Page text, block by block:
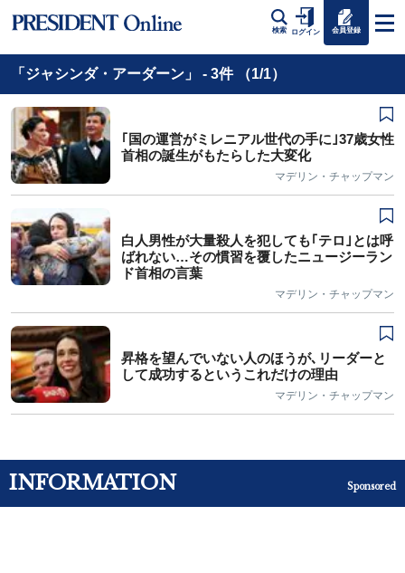
検索 ログイン 会員登録
「ジャシンダ・アーダーン」 - 3件 （1/1）
｢国の運営がミレニアル世代の手に｣37歳女性
首相の誕生がもたらした大変化
マデリン・チャップマン
白人男性が大量殺人を犯しても｢テロ｣とは呼
ばれない…その慣習を覆したニュージーラン
ド首相の言葉
マデリン・チャップマン
昇格を望んでいない人のほうが､リーダーと
して成功するというこれだけの理由
マデリン・チャップマン
INFORMATION Sponsored